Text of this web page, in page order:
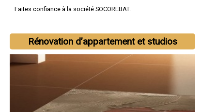
Faites confiance à la société SOCOREBAT.
Rénovation d’appartement et studios